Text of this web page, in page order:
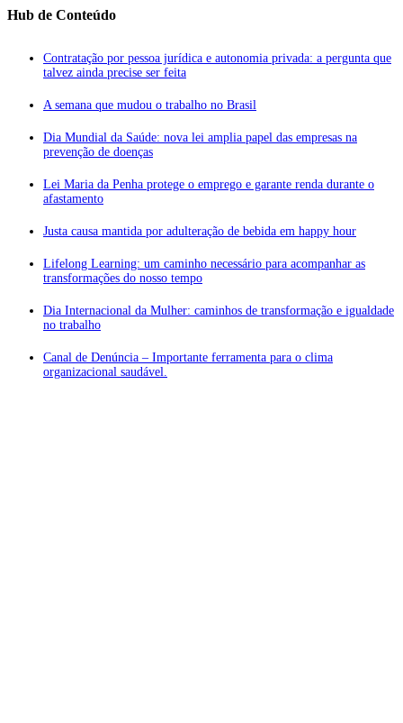
Hub de Conteúdo
Contratação por pessoa jurídica e autonomia privada: a pergunta que
talvez ainda precise ser feita
A semana que mudou o trabalho no Brasil
Dia Mundial da Saúde: nova lei amplia papel das empresas na
prevenção de doenças
Lei Maria da Penha protege o emprego e garante renda durante o
afastamento
Justa causa mantida por adulteração de bebida em happy hour
Lifelong Learning: um caminho necessário para acompanhar as
transformações do nosso tempo
Dia Internacional da Mulher: caminhos de transformação e igualdade
no trabalho
Canal de Denúncia – Importante ferramenta para o clima
organizacional saudável.